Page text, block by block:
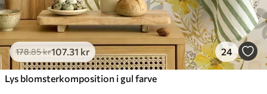
Premium vinyl
516.67310.00kr/m²
178.85kr107.31 kr 24
Lys blomsterkomposition i gul farve